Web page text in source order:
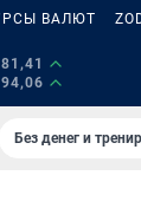
ВАЛЮТ
94,06
Без денег и